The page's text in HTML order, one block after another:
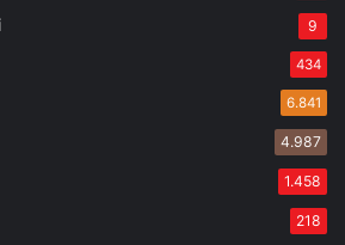
9
434
6.841
4.987
1.458
218